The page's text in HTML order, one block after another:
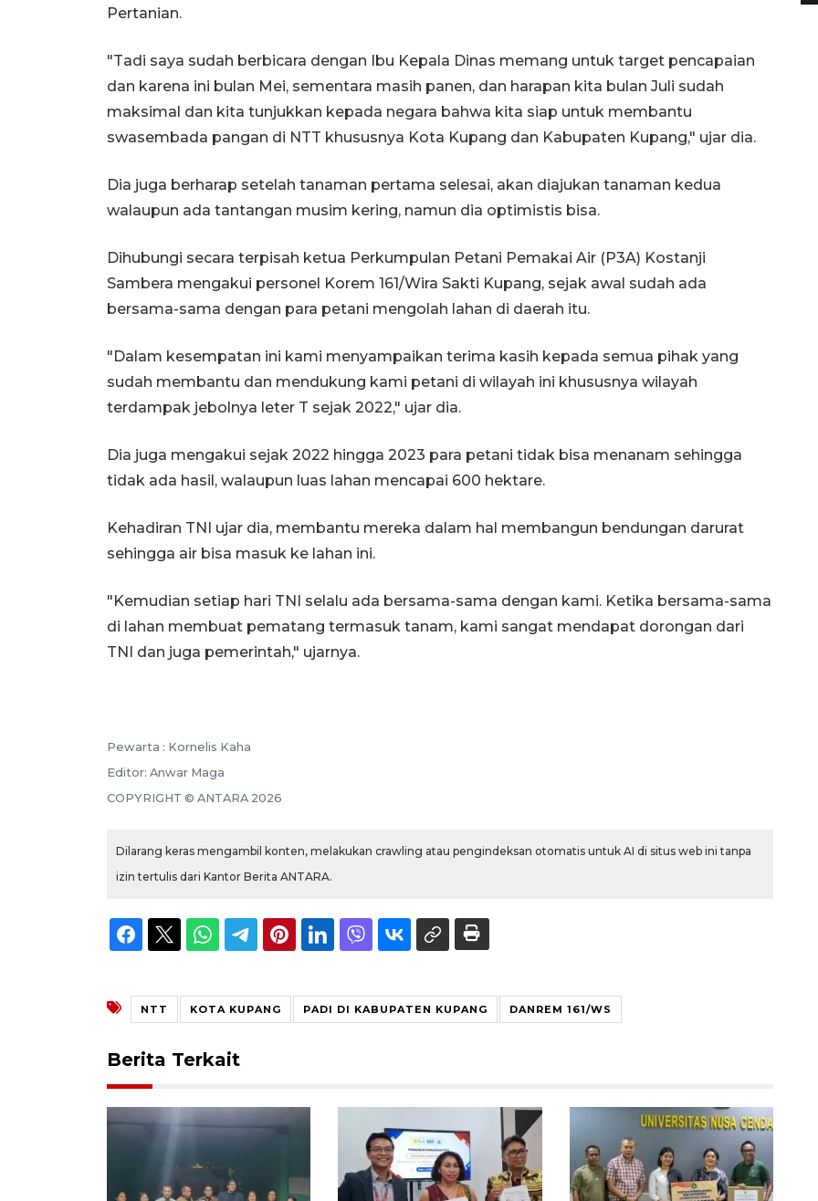
Pertanian.
"Tadi saya sudah berbicara dengan Ibu Kepala Dinas memang untuk target pencapaian
dan karena ini bulan Mei, sementara masih panen, dan harapan kita bulan Juli sudah
maksimal dan kita tunjukkan kepada negara bahwa kita siap untuk membantu
swasembada pangan di NTT khususnya Kota Kupang dan Kabupaten Kupang," ujar dia.
Dia juga berharap setelah tanaman pertama selesai, akan diajukan tanaman kedua
walaupun ada tantangan musim kering, namun dia optimistis bisa.
Dihubungi secara terpisah ketua Perkumpulan Petani Pemakai Air (P3A) Kostanji
Sambera mengakui personel Korem 161/Wira Sakti Kupang, sejak awal sudah ada
bersama-sama dengan para petani mengolah lahan di daerah itu.
"Dalam kesempatan ini kami menyampaikan terima kasih kepada semua pihak yang
sudah membantu dan mendukung kami petani di wilayah ini khususnya wilayah
terdampak jebolnya leter T sejak 2022," ujar dia.
Dia juga mengakui sejak 2022 hingga 2023 para petani tidak bisa menanam sehingga
tidak ada hasil, walaupun luas lahan mencapai 600 hektare.
Kehadiran TNI ujar dia, membantu mereka dalam hal membangun bendungan darurat
sehingga air bisa masuk ke lahan ini.
"Kemudian setiap hari TNI selalu ada bersama-sama dengan kami. Ketika bersama-sama
di lahan membuat pematang termasuk tanam, kami sangat mendapat dorongan dari
TNI dan juga pemerintah," ujarnya.
Pewarta : Kornelis Kaha
Editor: Anwar Maga
COPYRIGHT © ANTARA 2026
Dilarang keras mengambil konten, melakukan crawling atau pengindeksan otomatis untuk AI di situs web ini tanpa
izin tertulis dari Kantor Berita ANTARA.
NTT KOTA KUPANG PADI DI KABUPATEN KUPANG DANREM 161/WS
Berita Terkait